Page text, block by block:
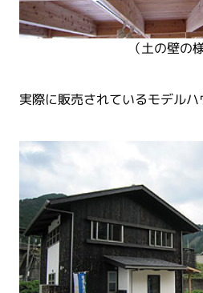
（土の壁の
実際に販売されているモデルハ